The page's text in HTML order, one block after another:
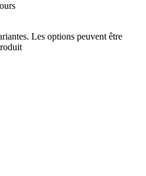
Les options peuvent être